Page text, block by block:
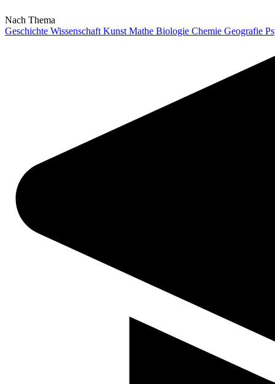
Nach Thema
Geschichte Wissenschaft Kunst Mathe Biologie Chemie Geografie